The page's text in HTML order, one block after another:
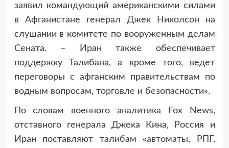
заявил командующий американскими силами
в Афганистане генерал Джек Николсон на
слушании в комитете по вооруженным делам
Сената. – Иран также обеспечивает
поддержку Талибана, а кроме того, ведет
переговоры с афганским правительствам по
водным вопросам, торговле и безопасности».
По словам военного аналитика Fox News,
отставного генерала Джека Кина, Россия и
Иран поставляют талибам «автоматы, РПГ,